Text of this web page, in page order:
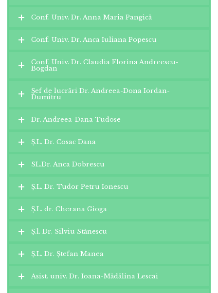
Conf. Univ. Dr. Anna Maria Pangică
Conf. Univ. Dr. Anca Iuliana Popescu
Conf. Univ. Dr. Claudia Florina Andreescu-
Bogdan
Șef de lucrări Dr. Andreea-Dona Iordan-
Dumitru
Dr. Andreea-Dana Tudose
Ș.L. Dr. Cosac Dana
SL.Dr. Anca Dobrescu
Ș.L. Dr. Tudor Petru Ionescu
Ș.L. dr. Cherana Gioga
Ș.l. Dr. Silviu Stănescu
Ș.L. Dr. Ștefan Manea
Asist. univ. Dr. Ioana-Mădălina Lescai